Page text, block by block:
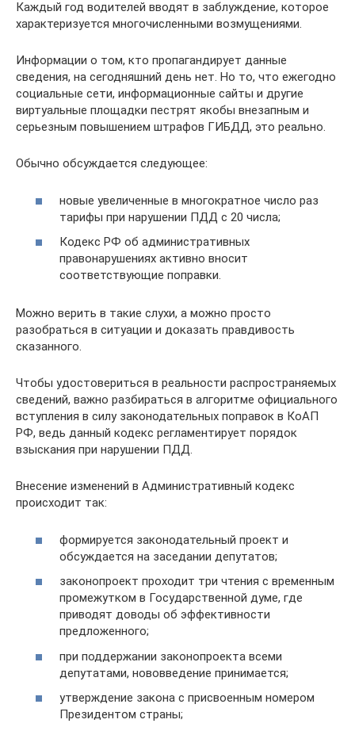
Каждый год водителей вводят в заблуждение, которое
характеризуется многочисленными возмущениями.
Информации о том, кто пропагандирует данные
сведения, на сегодняшний день нет. Но то, что ежегодно
социальные сети, информационные сайты и другие
виртуальные площадки пестрят якобы внезапным и
серьезным повышением штрафов ГИБДД, это реально.
Обычно обсуждается следующее:
новые увеличенные в многократное число раз
тарифы при нарушении ПДД с 20 числа;
Кодекс РФ об административных
правонарушениях активно вносит
соответствующие поправки.
Можно верить в такие слухи, а можно просто
разобраться в ситуации и доказать правдивость
сказанного.
Чтобы удостовериться в реальности распространяемых
сведений, важно разбираться в алгоритме официального
вступления в силу законодательных поправок в КоАП
РФ, ведь данный кодекс регламентирует порядок
взыскания при нарушении ПДД.
Внесение изменений в Административный кодекс
происходит так:
формируется законодательный проект и
обсуждается на заседании депутатов;
законопроект проходит три чтения с временным
промежутком в Государственной думе, где
приводят доводы об эффективности
предложенного;
при поддержании законопроекта всеми
депутатами, нововведение принимается;
утверждение закона с присвоенным номером
Президентом страны;